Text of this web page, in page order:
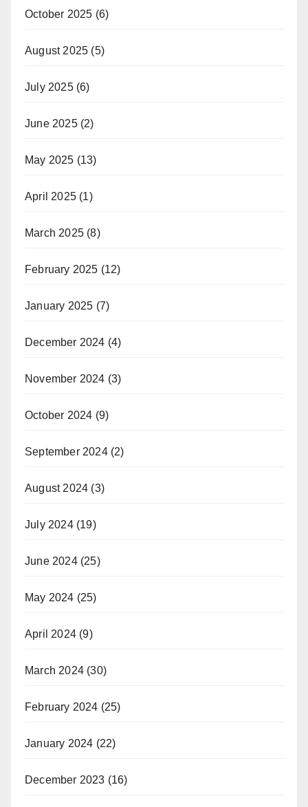
October 2025 (6)
August 2025 (5)
July 2025(6)
June 2025(2)
May 2025 (13)
April 2025 (1)
March 2025 (8)
February 2025 (12)
January 2025 (7)
December 2024 (4)
November 2024 (3)
October 2024 (9)
September 2024(2)
August 2024 (3)
July 2024(19)
June 2024(25)
May 2024 (25)
April 2024 (9)
March 2024 (30)
February 2024 (25)
January 2024 (22)
December 2023 (16)